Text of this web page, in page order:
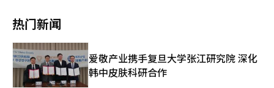
热门新闻
爱敬产业携手复旦大学张江研究院 深化
韩中皮肤科研合作